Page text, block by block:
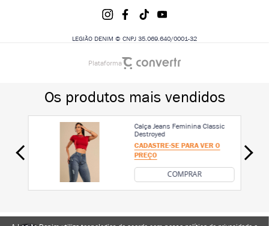
LEGIÃO DENIM © CNPJ 35.069.640/0001-32
Plataforma